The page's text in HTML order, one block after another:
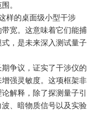
。
样的桌面级小型干涉
宽。这意味着它们能捕
，是未来深入测试量子
争议，证实了干涉仪的
强灵敏度。这项框架非
解释，除了探测量子引
、暗物质信号以及实验